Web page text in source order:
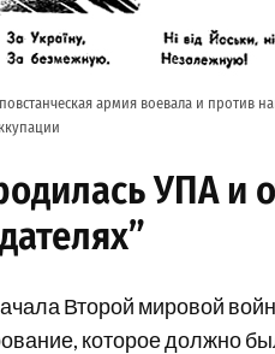
армия воевала и против
УПА и
Второй мировой
которое должно